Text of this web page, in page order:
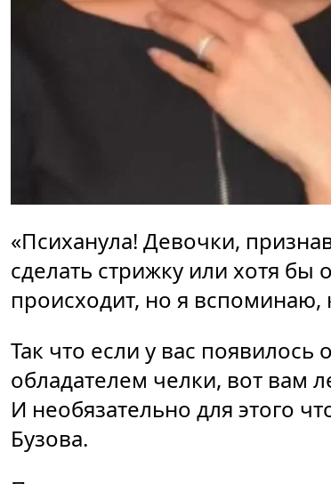
«Психанула! Девочки,
сделать стрижку или хотя бы
происходит, но я вспоминаю,
Так что если у вас
обладателем челки, вот вам
И необязательно для этого
Бузова.